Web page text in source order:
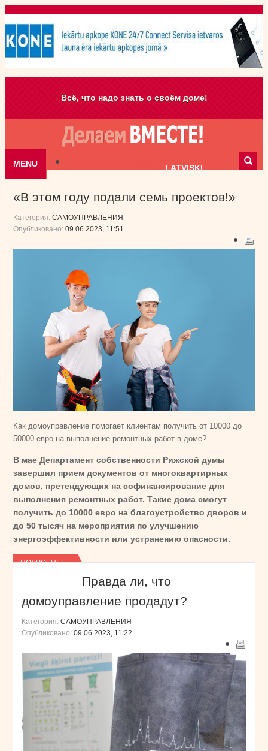
Всё, что надо знать о своём доме!
MENU LATVISKI
Skip to content
«В этом году подали семь проектов!»
Категория: САМОУПРАВЛЕНИЯ
Опубликовано: 09.06.2023, 11:51
Как домоуправление помогает клиентам получить от 10000 до
50000 евро на выполнение ремонтных работ в доме?
В мае Департамент собственности Рижской думы
завершил прием документов от многоквартирных
домов, претендующих на софинансирование для
выполнения ремонтных работ. Такие дома смогут
получить до 10000 евро на благоустройство дворов и
до 50 тысяч на мероприятия по улучшению
энергоэффективности или устранению опасности.
ПОДРОБНЕЕ...
Правда ли, что
домоуправление продадут?
Категория: САМОУПРАВЛЕНИЯ
Опубликовано: 09.06.2023, 11:22